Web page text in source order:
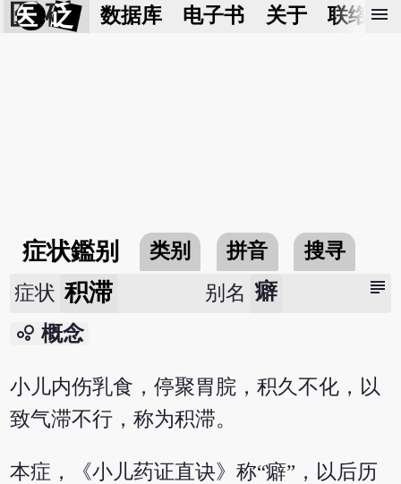
医 砭 数据库 电子书 关于 联络我
menu
症状鑑别 类别 拼音 搜寻
subject
症状 积滞 别名 癖
bubble_chart 概念
小儿内伤乳食，停聚胃脘，积久不化，以
致气滞不行，称为积滞。
本症，《小儿药证直诀》称“癖”，以后历